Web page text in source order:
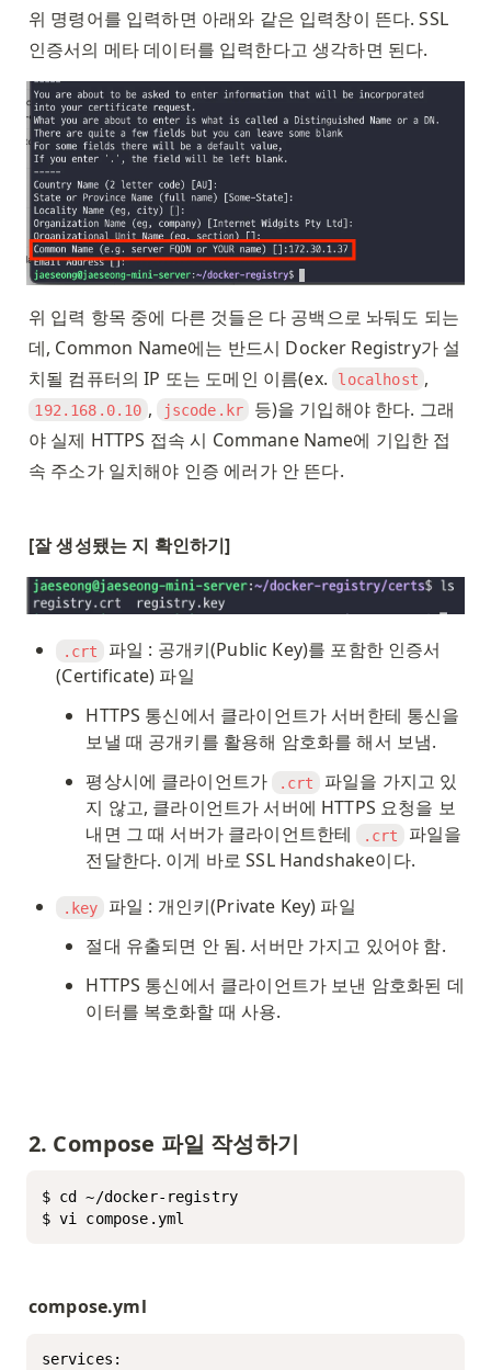
위 명령어를 입력하면 아래와 같은 입력창이 뜬다. SSL
인증서의 메타 데이터를 입력한다고 생각하면 된다.
위 입력 항목 중에 다른 것들은 다 공백으로 놔둬도 되는
데, Common Name에는 반드시 Docker Registry가 설
치될 컴퓨터의 IP 또는 도메인 이름(ex.
localhost
192.168.0.10 , jscode.kr
등)을 기입해야 한다. 그래
야 실제 HTTPS 접속 시 Commane Name에 기입한 접
속 주소가 일치해야 인증 에러가 안 뜬다.
[잘 생성됐는 지 확인하기]
.crt
파일 : 공개키(Public Key)를 포함한 인증서
(Certificate) 파일
HTTPS 통신에서 클라이언트가 서버한테 통신을
보낼 때 공개키를 활용해 암호화를 해서 보냄.
평상시에 클라이언트가
.crt
파일을 가지고 있
지 않고, 클라이언트가 서버에 HTTPS 요청을 보
내면 그 때 서버가 클라이언트한테
.crt
파일을
전달한다. 이게 바로 SSL Handshake이다.
.key
파일 : 개인키(Private Key) 파일
절대 유출되면 안 됨. 서버만 가지고 있어야 함.
HTTPS 통신에서 클라이언트가 보낸 암호화된 데
이터를 복호화할 때 사용.
2. Compose 파일 작성하기
$ cd ~/docker-registry
$ vi compose.yml
compose.yml
services: